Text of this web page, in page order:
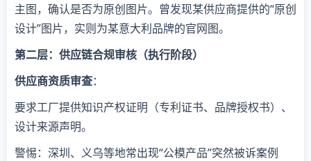
主图，确认是否为原创图片。曾发现某供应商提供的“原创
设计”图片，实则为某意大利品牌的官网图。
​第二层：供应链合规审核（执行阶段）​
​供应商资质审查​​：
要求工厂提供知识产权证明（专利证书、品牌授权书）、
设计来源声明。
警惕：深圳、义乌等地常出现“公模产品”突然被诉案例